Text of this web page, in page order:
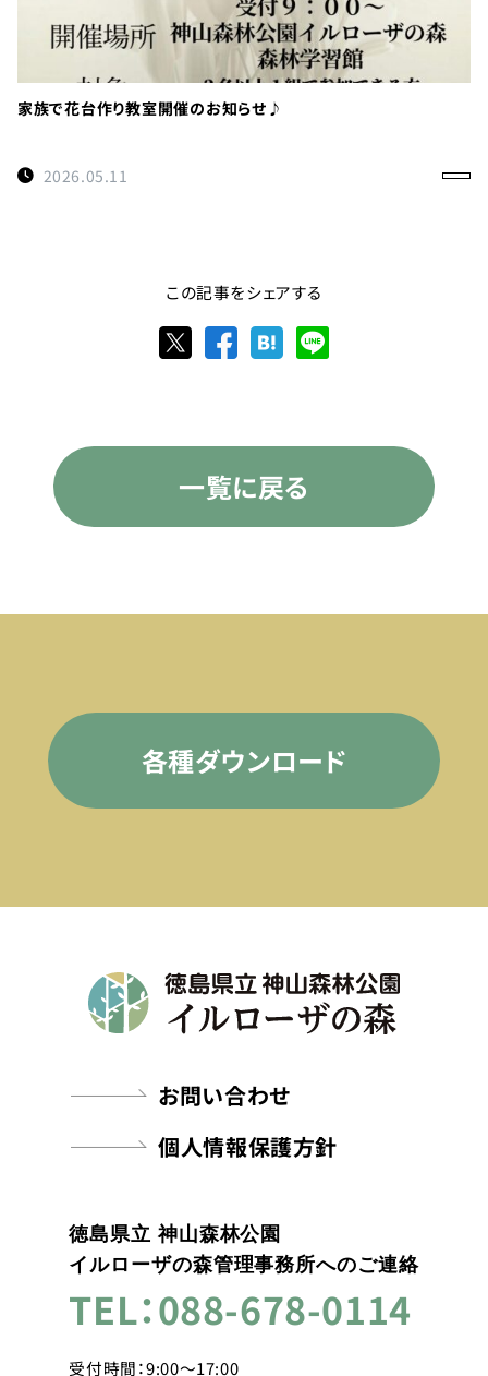
家族で花台作り教室開催のお知らせ♪
2026.05.11
この記事をシェアする
一覧に戻る
各種ダウンロード
お問い合わせ
個人情報保護方針
徳島県立 神山森林公園
イルローザの森管理事務所へのご連絡
TEL：088-678-0114
受付時間：9:00～17:00